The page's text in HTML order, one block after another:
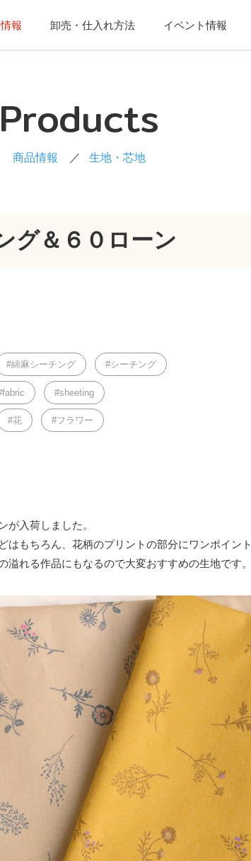
報 卸売・仕入れ方法 イベント情報
Products
商品情報 生地・芯地
グ＆６０ローン
綿麻シーチング シーチング
fabric sheeting
花 フラワー
が入荷しました。
はもちろん、花柄のプリントの部分にワンポイント
れる作品にもなるので大変おすすめの生地です。